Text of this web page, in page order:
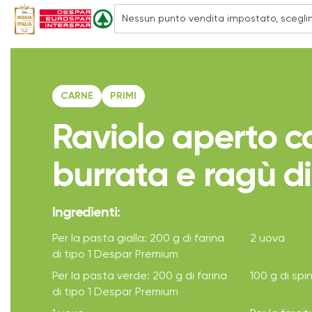
CARNE PRIMI
Raviolo aperto
burrata e ragù
Ingredienti:
Per la pasta gialla: 200 g di farina
di tipo 1 Despar Premium
2 uova
Per la pasta verde: 200 g di farina
di tipo 1 Despar Premium
100 g di